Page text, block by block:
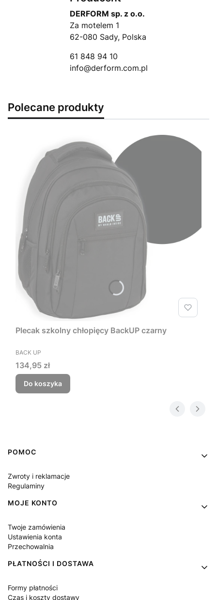
DERFORM sp. z o.o.
Za motelem 1
62-080 Sady, Polska
61 848 94 10
info@derform.com.pl
Polecane produkty
Plecak szkolny chłopięcy BackUP czarny
PRODUCENT
BACK UP
Cena
134,95 zł
Do koszyka
Linki w stopce
POMOC
Zwroty i reklamacje
Regulaminy
MOJE KONTO
Twoje zamówienia
Ustawienia konta
Przechowalnia
PŁATNOŚCI I DOSTAWA
Formy płatności
Czas i koszty dostawy